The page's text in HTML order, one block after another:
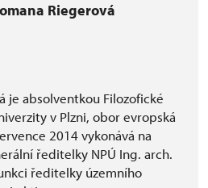
Riegerová
je absolventkou Filozofické
v Plzni, obor evropská
2014 vykonává na
ředitelky NPÚ Ing. arch.
ředitelky územního